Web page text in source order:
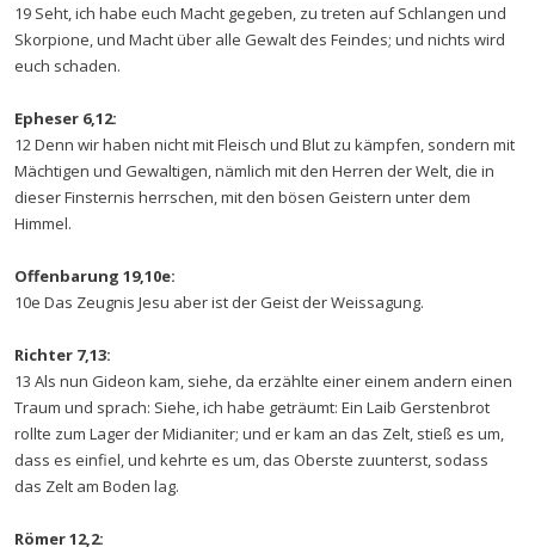
19 Seht, ich habe euch Macht gegeben, zu treten auf Schlangen und
Skorpione, und Macht über alle Gewalt des Feindes; und nichts wird
euch schaden.
Epheser 6,12:
12 Denn wir haben nicht mit Fleisch und Blut zu kämpfen, sondern mit
Mächtigen und Gewaltigen, nämlich mit den Herren der Welt, die in
dieser Finsternis herrschen, mit den bösen Geistern unter dem
Himmel.
Offenbarung 19,10e:
10e Das Zeugnis Jesu aber ist der Geist der Weissagung.
Richter 7,13:
13 Als nun Gideon kam, siehe, da erzählte einer einem andern einen
Traum und sprach: Siehe, ich habe geträumt: Ein Laib Gerstenbrot
rollte zum Lager der Midianiter; und er kam an das Zelt, stieß es um,
dass es einfiel, und kehrte es um, das Oberste zuunterst, sodass
das Zelt am Boden lag.
Römer 12,2: